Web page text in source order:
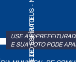
USE A
E SUA FOTO PODE